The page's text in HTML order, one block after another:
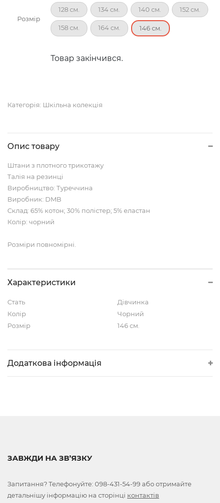
Розмір
128 см. 134 см. 140 см. 152 см.
158 см. 164 см. 146 см.
Товар закінчився.
Категорія: Шкільна колекція
Опис товару
Штани з плотного трикотажу
Талія на резинці
Виробництво: Туреччина
Виробник: DMB
Склад: 65% котон; 30% полістер; 5% еластан
Колір: чорний
Розміри повномірні.
Характеристики
Стать
Дівчинка
Колір
Чорний
Розмір
146 см.
Додаткова інформація
ЗАВЖДИ НА ЗВ’ЯЗКУ
Запитання? Телефонуйте: 098-431-54-99або отримайте
детальнішу інформацію на сторінці контактів